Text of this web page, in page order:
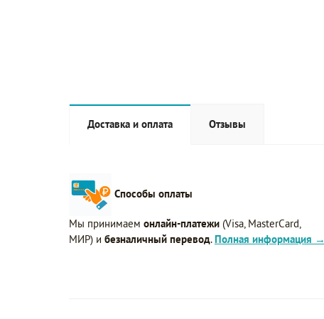
Доставка и оплата Отзывы
Способы оплаты
Мы принимаем онлайн-платежи (Visa, MasterCard,
МИР) и безналичный перевод. Полная информация →